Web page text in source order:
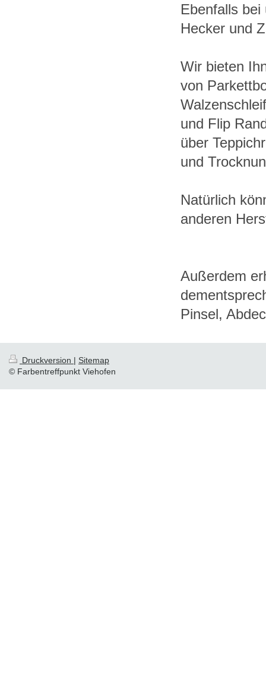
Ebenfalls
Hecker und
Wir bieten
von
und Flip
über
und
Natürlich
anderen
Außerdem
Pinsel,
Druckversion | Sitemap
© Farbentreffpunkt Viehofen